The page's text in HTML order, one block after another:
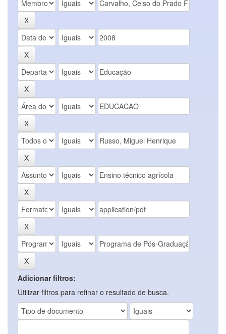
Adicionar filtros:
Utilizar filtros para refinar o resultado de busca.